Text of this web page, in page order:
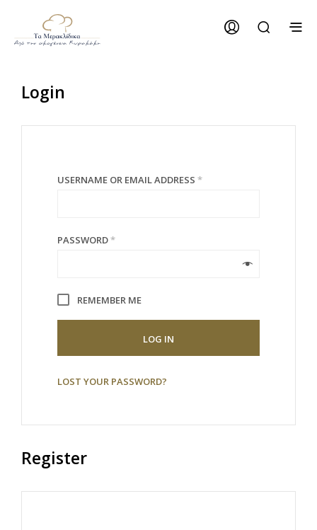
Login
USERNAME OR EMAIL ADDRESS *
PASSWORD*
REMEMBER ME
LOG IN
LOST YOUR PASSWORD?
Register